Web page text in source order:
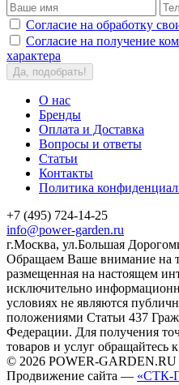
Согласие на обработку
Согласие на получение
характера
Да, подобрать!
О нас
Бренды
Оплата и Доставка
Вопросы и ответы
Статьи
Контакты
Политика
+7 (495) 724-14-25
info@power-garden.ru
г.Москва, ул.Большая
Обращаем Ваше внимание на
размещенная на настоящем
исключительно
условиях не являются
положениями Статьи 437
Федерации. Для получения
товаров и услуг
© 2026 POWER-GARDEN.RU
Продвижение сайта — «СТК-